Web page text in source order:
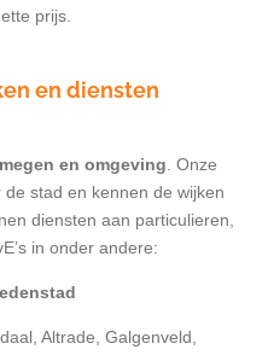
prijs.
en diensten
en omgeving. Onze
stad en kennen de wijken
diensten aan particulieren,
in onder andere:
Altrade, Galgenveld,